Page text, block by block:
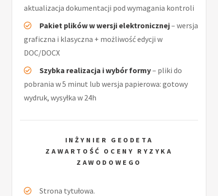
aktualizacja dokumentacji pod wymagania kontroli
Pakiet plików w wersji elektronicznej– wersja
graficzna i klasyczna + możliwość edycji w
DOC/DOCX
Szybka realizacja i wybór formy– pliki do
pobrania w 5 minut lub wersja papierowa: gotowy
wydruk, wysyłka w 24h
INŻYNIER GEODETA
ZAWARTOŚĆ OCENY RYZYKA
ZAWODOWEGO
Strona tytułowa.